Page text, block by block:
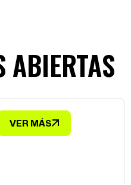
ABIERTAS
VER MÁS